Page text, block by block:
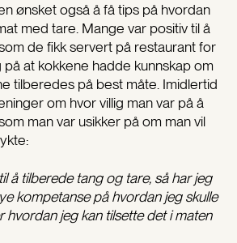
ønsket også å få tips på hvordan
med tare. Mange var positiv til å
de fikk servert på restaurant for
at kokkene hadde kunnskap om
tilberedes på best måte. Imidlertid
om hvor villig man var på å
man var usikker på om man vil
å tilberede tang og tare, så har jeg
kompetanse på hvordan jeg skulle
hvordan jeg kan tilsette det i maten